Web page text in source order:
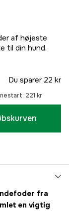
af højeste
til din hund.
Du sparer 22 kr
221 kr
fra
en vigtig